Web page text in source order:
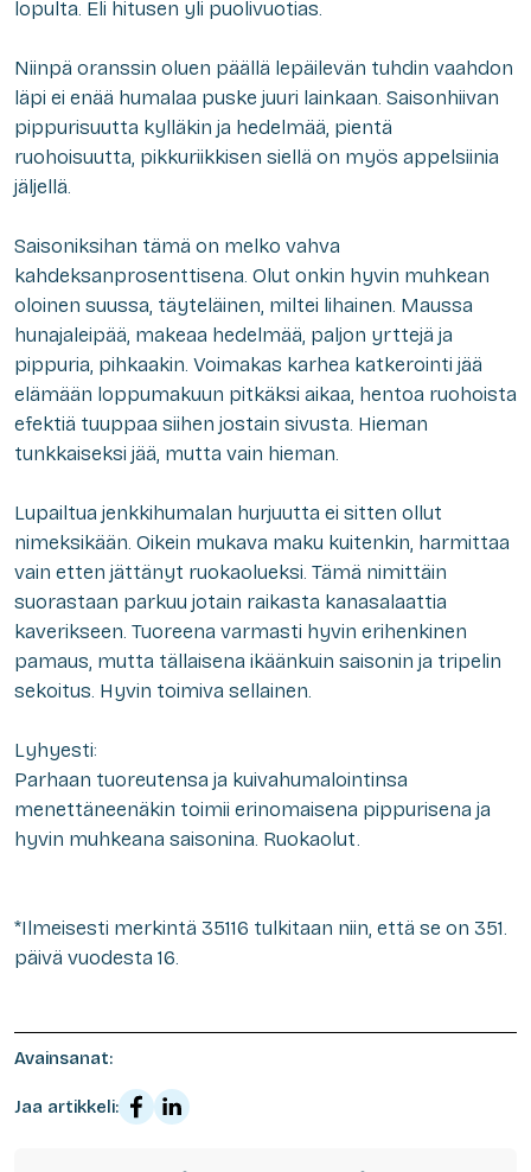
lopulta. Eli hitusen yli puolivuotias.
Niinpä oranssin oluen päällä lepäilevän tuhdin vaahdon
läpi ei enää humalaa puske juuri lainkaan. Saisonhiivan
pippurisuutta kylläkin ja hedelmää, pientä
ruohoisuutta, pikkuriikkisen siellä on myös appelsiinia
jäljellä.
Saisoniksihan tämä on melko vahva
kahdeksanprosenttisena. Olut onkin hyvin muhkean
oloinen suussa, täyteläinen, miltei lihainen. Maussa
hunajaleipää, makeaa hedelmää, paljon yrttejä ja
pippuria, pihkaakin. Voimakas karhea katkerointi jää
elämään loppumakuun pitkäksi aikaa, hentoa ruohoista
efektiä tuuppaa siihen jostain sivusta. Hieman
tunkkaiseksi jää, mutta vain hieman.
Lupailtua jenkkihumalan hurjuutta ei sitten ollut
nimeksikään. Oikein mukava maku kuitenkin, harmittaa
vain etten jättänyt ruokaolueksi. Tämä nimittäin
suorastaan parkuu jotain raikasta kanasalaattia
kaverikseen. Tuoreena varmasti hyvin erihenkinen
pamaus, mutta tällaisena ikäänkuin saisonin ja tripelin
sekoitus. Hyvin toimiva sellainen.
Lyhyesti:
Parhaan tuoreutensa ja kuivahumalointinsa
menettäneenäkin toimii erinomaisena pippurisena ja
hyvin muhkeana saisonina. Ruokaolut.
*Ilmeisesti merkintä 35116 tulkitaan niin, että se on 351.
päivä vuodesta 16.
Avainsanat:
Jaa artikkeli: